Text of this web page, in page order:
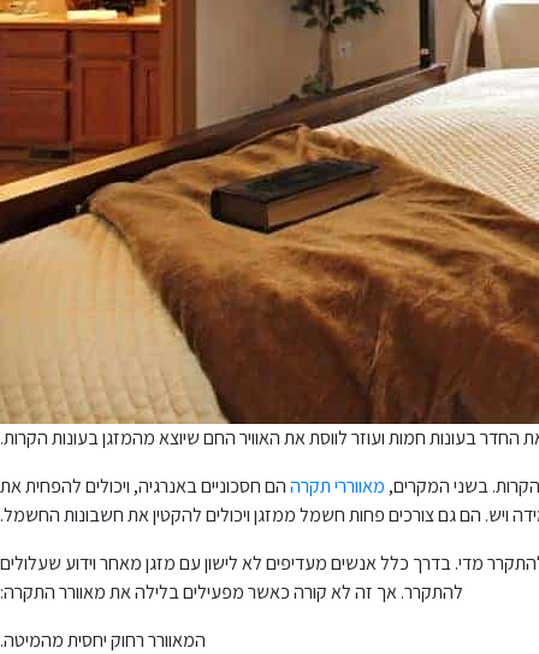
החדר בעונות חמות ועוזר לווסת את האוויר החם שיוצא מהמזגן בעונות הקרות.
הקרות. בשני המקרים, מאווררי תקרההם חסכוניים באנרגיה, ויכולים להפחית את
ויש. הם גם צורכים פחות חשמל ממזגן ויכולים להקטין את חשבונות החשמל.
מדי. בדרך כלל אנשים מעדיפים לא לישון עם מזגן מאחר וידוע שעלולים
להתקרר. אך זה לא קורה כאשר מפעילים בלילה את מאוורר התקרה:
המאוורר רחוק יחסית מהמיטה.